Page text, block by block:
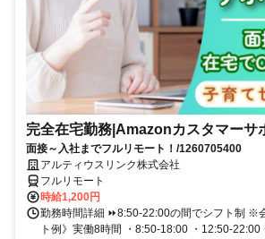
完全在宅勤務|Amazonカスタマーサ
面接～入社までフルリモート！/1260705400
アルティウスリンク株式会社
フルリモート
時給1,200円
勤務時間詳細 ⏩8:50-22:00の間でシフト制 ※
ト例》実働8時間 ・8:50-18:00 ・12:50-